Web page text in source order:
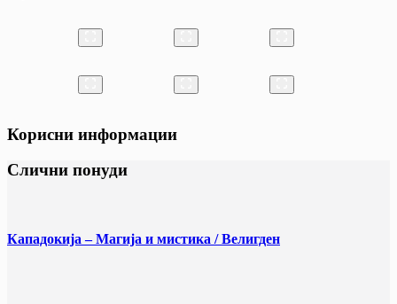
Корисни информации
Слични понуди
Кападокија – Магија и мистика / Велигден